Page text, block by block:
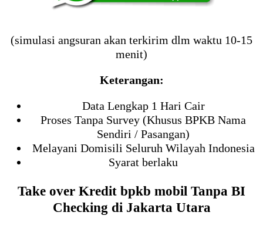
(simulasi angsuran akan terkirim dlm waktu 10-15
menit)
Keterangan:
Data Lengkap 1 Hari Cair
Proses Tanpa Survey (Khusus BPKB Nama
Sendiri / Pasangan)
Melayani Domisili Seluruh Wilayah Indonesia
Syarat berlaku
Take over Kredit bpkb mobil Tanpa BI
Checking di Jakarta Utara